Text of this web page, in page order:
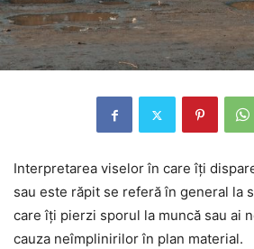
Interpretarea viselor în care îți
sau este răpit se referă în general la
care îți pierzi sporul la muncă sau ai
cauza neîmplinirilor în plan material.